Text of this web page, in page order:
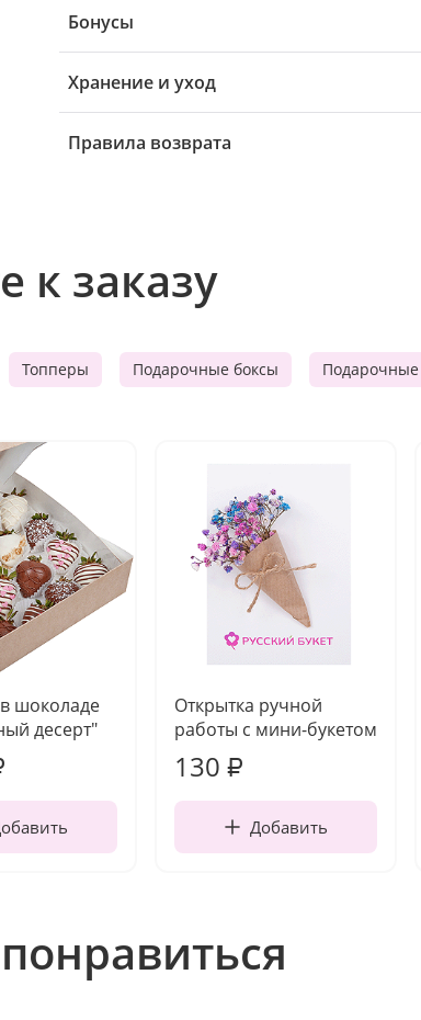
Бонусы
Хранение и уход
Правила возврата
к заказу
Топперы Подарочные боксы
шоколаде
десерт"
Открытка ручной
работы с мини-букетом
130 ₽
Добавить